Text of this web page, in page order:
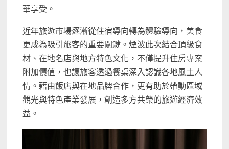
華享受。
近年旅遊市場逐漸從住宿導向轉為體驗導向，美食
更成為吸引旅客的重要關鍵。煙波此次結合頂級食
材、在地名店與地方特色文化，不僅提升住房專案
附加價值，也讓旅客透過餐桌深入認識各地風土人
情。藉由飯店與在地品牌合作，更有助於帶動區域
觀光與特色產業發展，創造多方共榮的旅遊經濟效
益。